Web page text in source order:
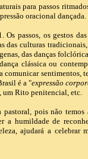
para passos
oracional dançada.
passos, os gestos
das culturas
das danças
clássica ou
comunicar sentimentos,
é a "expressão
um Rito penitencial, etc.
pois não temos
a humildade de
ajudará a celebrar